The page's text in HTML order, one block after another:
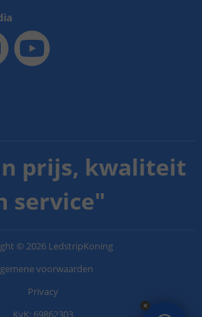
prijs, kwaliteit
service"
© 2026 LedstripKoning
voorwaarden
Privacy
KvK: 69862303